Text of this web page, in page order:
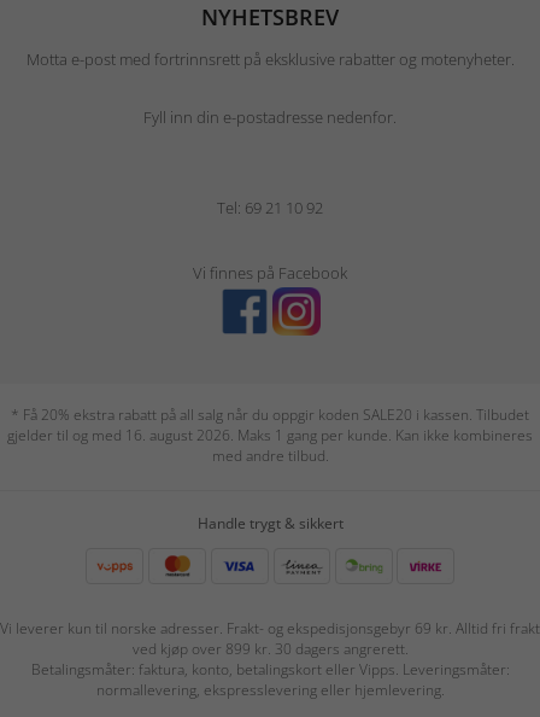
NYHETSBREV
Motta e-post med fortrinnsrett på eksklusive rabatter og motenyheter.
Fyll inn din e-postadresse nedenfor.
Tel: 69 21 10 92
Vi finnes på Facebook
* Få 20% ekstra rabatt på all salg når du oppgir koden SALE20 i kassen. Tilbudet
gjelder til og med 16. august 2026. Maks 1 gang per kunde. Kan ikke kombineres
med andre tilbud.
Handle trygt & sikkert
Vi leverer kun til norske adresser. Frakt- og ekspedisjonsgebyr 69 kr. Alltid fri frakt
ved kjøp over 899 kr. 30 dagers angrerett.
Betalingsmåter: faktura, konto, betalingskort eller Vipps. Leveringsmåter:
normallevering, ekspresslevering eller hjemlevering.